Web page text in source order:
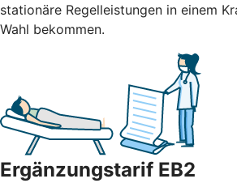
stationäre Regelleistungen in einem
Wahl bekommen.
Ergänzungstarif EB2